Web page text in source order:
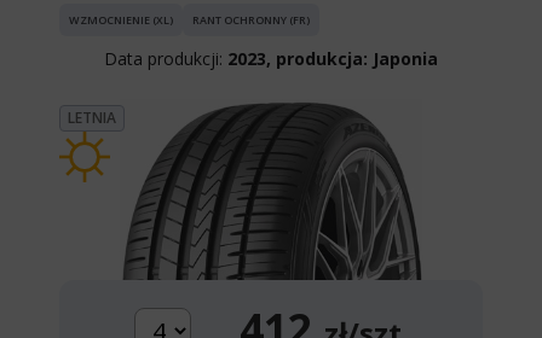
WZMOCNIENIE (XL) RANT OCHRONNY (FR)
Data produkcji: 2023, produkcja: Japonia
LETNIA